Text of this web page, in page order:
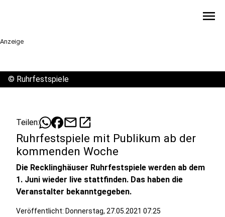
menu
Anzeige
© Ruhrfestspiele
Teilen: mailopen_in_new
Ruhrfestspiele mit Publikum ab der
kommenden Woche
Die Recklinghäuser Ruhrfestspiele werden ab dem
1. Juni wieder live stattfinden. Das haben die
Veranstalter bekanntgegeben.
Veröffentlicht: Donnerstag, 27.05.2021 07:25